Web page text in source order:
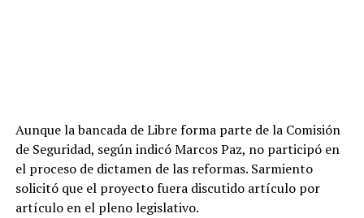
Aunque la bancada de Libre forma parte de la Comisión
de Seguridad, según indicó Marcos Paz, no participó en
el proceso de dictamen de las reformas. Sarmiento
solicitó que el proyecto fuera discutido artículo por
artículo en el pleno legislativo.